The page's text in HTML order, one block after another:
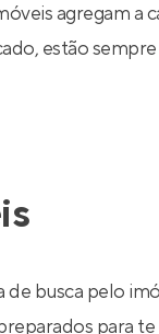
agregam
estão
busca pelo
para